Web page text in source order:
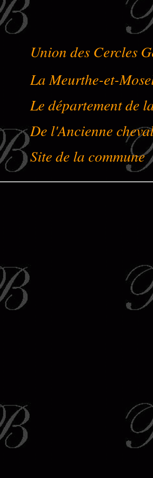
Union des Cercles
La Meurthe-et-
Le département de
De l'Ancienne
Site de la commune